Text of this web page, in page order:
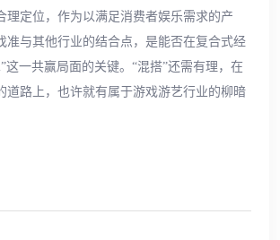
理定位，作为以满足消费者娱乐需求的产
准与其他行业的结合点，是能否在复合式经
这一共赢局面的关键。“混搭”还需有理，在
道路上，也许就有属于游戏游艺行业的柳暗